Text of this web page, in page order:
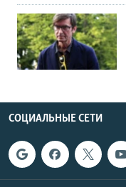
СОЦИАЛЬНЫЕ СЕТИ